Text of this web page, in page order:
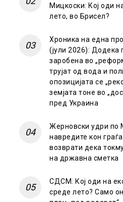
Мицкоски: Кој оди
лето, во Брисел?
Хроника на една
(јули 2026): Додека
заробена во
трујат од вода и
опозицијата се
земјата тоне во
пред Украина
Жерновски удри по
навредите кон
возврати дека
на државна сметка
СДСМ: Кој оди на
среде лето? Само